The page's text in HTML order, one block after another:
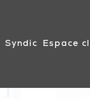
syndic espace